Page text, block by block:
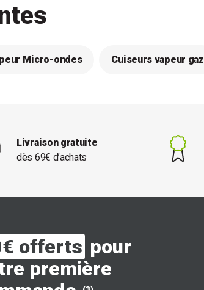
Micro-ondes Cuiseurs vapeur gaz
Livraison gratuite
dès 69€ d’achats
offerts pour
première